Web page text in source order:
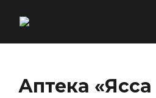
Аптека